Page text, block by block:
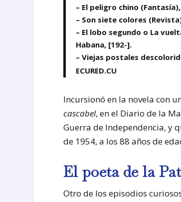
– El peligro chino
– Son siete colores
– El lobo segundo o La
Habana, [192-].
– Viejas postales
ECURED.CU
Incursionó en la novela con
cascabel, en el Diario de la
Guerra de Independencia, y
de 1954, a los 88 años de
El poeta de la
Otro de los episodios